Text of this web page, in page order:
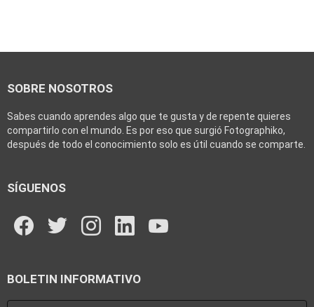
SOBRE NOSOTROS
Sabes cuando aprendes algo que te gusta y de repente quieres
compartirlo con el mundo. Es por eso que surgió Fotographiko,
después de todo el conocimiento solo es útil cuando se comparte.
SÍGUENOS
BOLETIN INFORMATIVO